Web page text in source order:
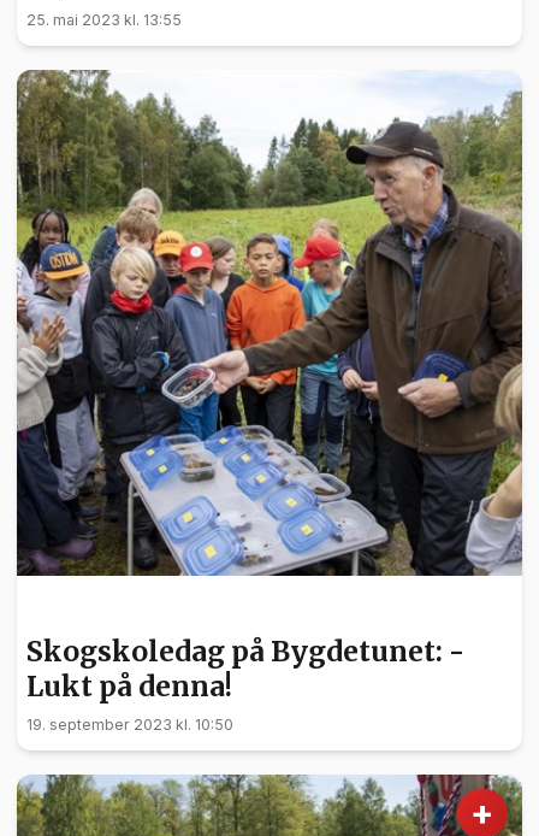
25. mai 2023 kl. 13:55
Skogskoledag på Bygdetunet: -
Lukt på denna!
19. september 2023 kl. 10:50
+